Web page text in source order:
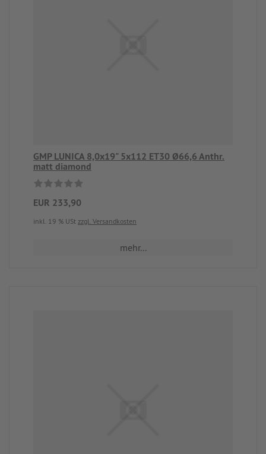
GMP LUNICA 8,0x19" 5x112 ET30 Ø66,6 Anthr.
matt diamond
EUR 233,90
inkl. 19 % USt zzgl. Versandkosten
mehr...